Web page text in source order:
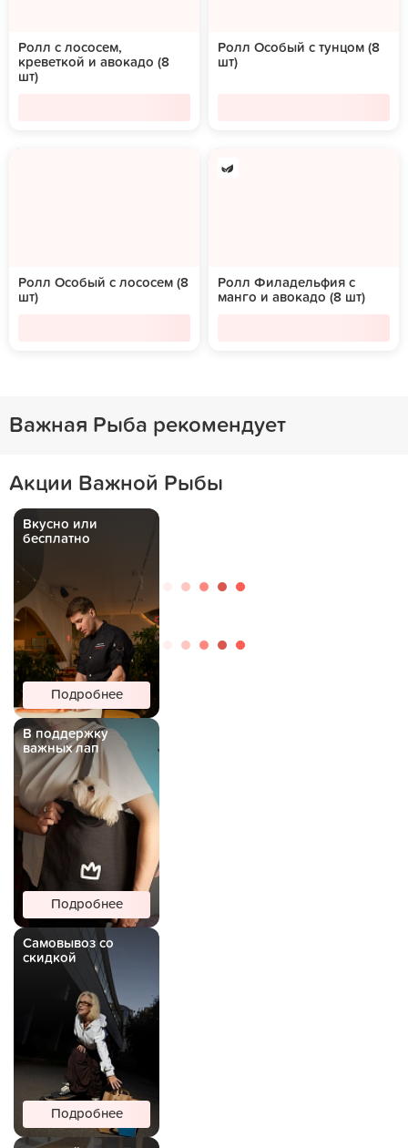
Ролл с лососем,
креветкой и авокадо (8
шт)
Ролл Особый с тунцом (8
шт)
Ролл Особый с лососем (8
шт)
Ролл Филадельфия с
манго и авокадо (8 шт)
Важная Рыба рекомендует
Акции Важной Рыбы
Вкусно или
бесплатно
Подробнее
В поддержку
важных лап
Подробнее
Самовывоз со
скидкой
Подробнее